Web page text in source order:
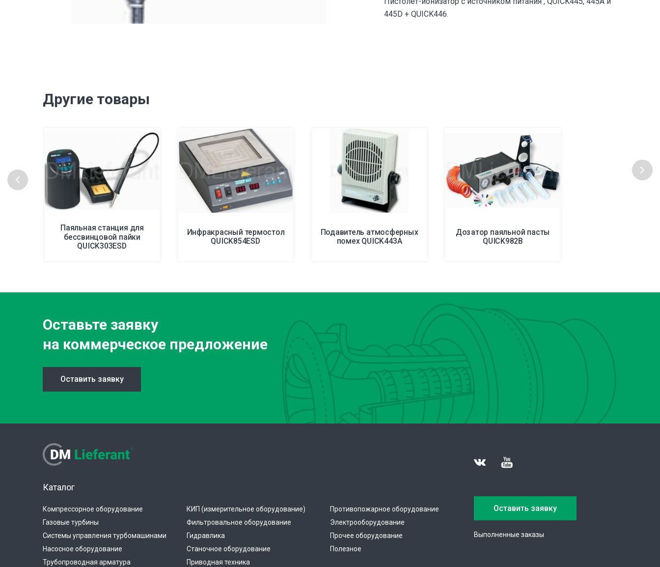
445D + QUICK446.
Другие товары
Паяльная станция для
бессвинцовой пайки
QUICK303ESD
Инфракрасный термостол
QUICK854ESD
Подавитель атмосферных
помех QUICK443A
Дозатор паяльной пасты
QUICK982B
Оставьте заявку
на коммерческое предложение
Оставить заявку
Каталог
Компрессорное оборудование
Газовые турбины
Системы управления турбомашинами
Насосное оборудование
Трубопроводная арматура
КИП (измерительное оборудование)
Фильтровальное оборудование
Гидравлика
Станочное оборудование
Приводная техника
Противопожарное оборудование
Электрооборудование
Прочее оборудование
Полезное
Оставить заявку
Выполненные заказы